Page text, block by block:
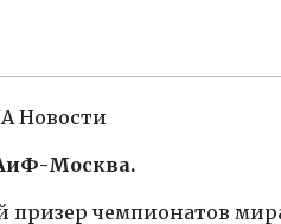
Новости
Москва.
чемпионатов